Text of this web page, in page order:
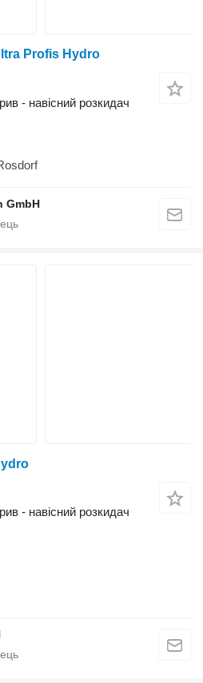
Profis Hydro
- навісний розкидач
GmbH
- навісний розкидач